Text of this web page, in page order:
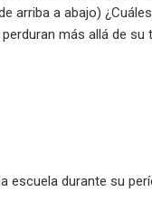
arriba a abajo)
más allá de su
escuela durante su